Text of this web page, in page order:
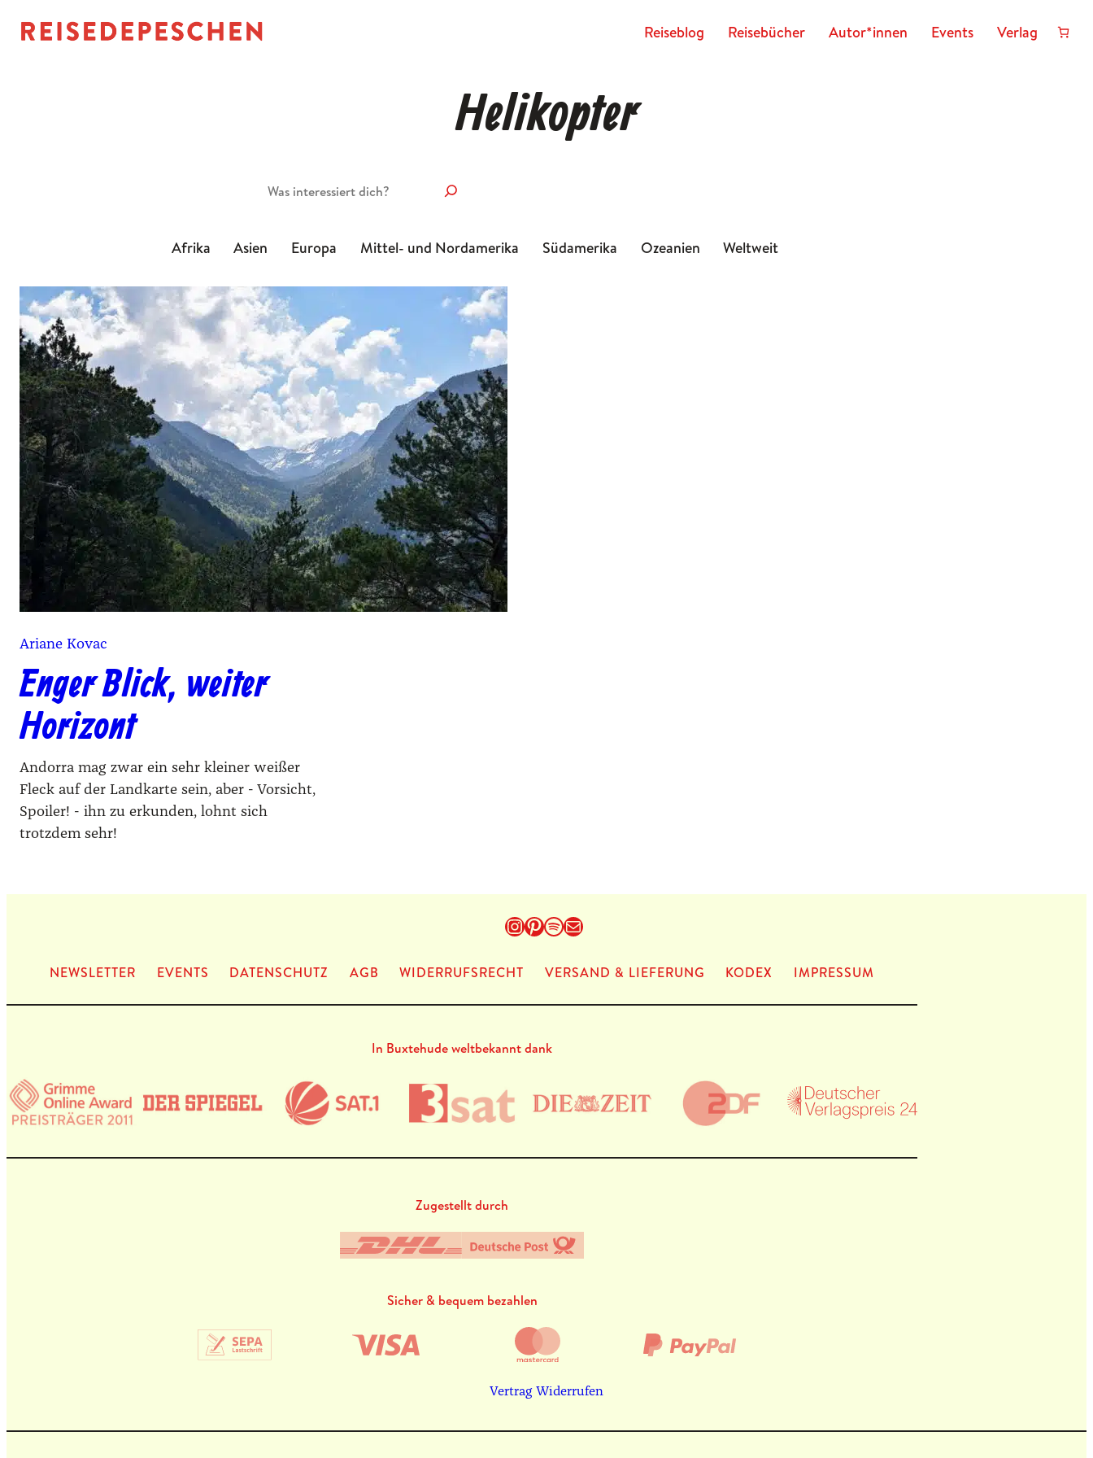
Rei­se­blog Reisebücher Autor*innen Events Verlag
Helikopter
Afrika Asien Europa Mittel- und Nordamerika Südamerika Ozeanien Weltweit
Ariane Kovac
Enger Blick, weiter
Horizont
Andorra mag zwar ein sehr kleiner weißer
Fleck auf der Landkarte sein, aber - Vorsicht,
Spoiler! - ihn zu erkunden, lohnt sich
trotzdem sehr!
Instagram
Pinterest
Spotify
E-Mail
NEWS­LET­TER EVENTS DATEN­SCHUTZ AGB WIDERRUFSRECHT VERSAND & LIEFERUNG KODEX IMPRES­SUM
In Buxtehude weltbekannt dank
Zugestellt durch
Sicher & bequem bezahlen
Vertrag Widerrufen